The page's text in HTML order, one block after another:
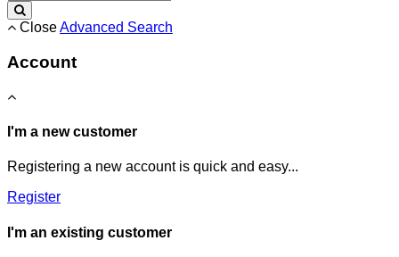
CloseAdvanced Search
Account
I'm a new customer
Registering a new account is quick and easy...
Register
I'm an existing customer